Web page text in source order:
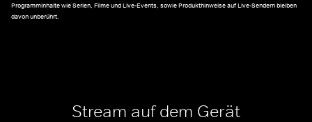
Programminhalte wie Serien, Filme und Live-Events, sowie Produkthinweise auf Live-Sendern bleiben
davon unberührt.
Stream auf dem Gerät